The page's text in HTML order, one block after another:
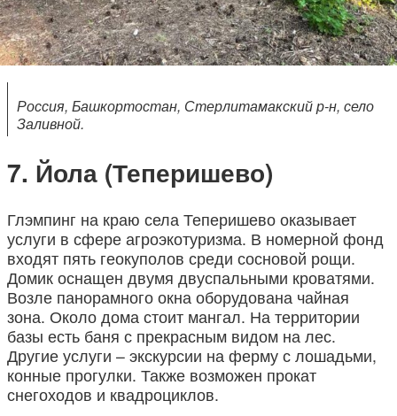
Россия, Башкортостан, Стерлитамакский р-н, село
Заливной.
Йола (Теперишево)
Глэмпинг на краю села Теперишево оказывает
услуги в сфере агроэкотуризма. В номерной фонд
входят пять геокуполов среди сосновой рощи.
Домик оснащен двумя двуспальными кроватями.
Возле панорамного окна оборудована чайная
зона. Около дома стоит мангал. На территории
базы есть баня с прекрасным видом на лес.
Другие услуги – экскурсии на ферму с лошадьми,
конные прогулки. Также возможен прокат
снегоходов и квадроциклов.